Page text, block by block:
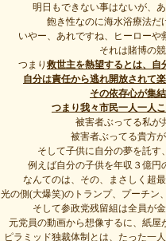
明日もできない事はないが、
飽き性なのに海水浴療法だ
いやー、あれですね、ヒーロー
それは賭博の
つまり救世主を熱望するとは、自
自分は責任から逃れ開放されて
その依存心が集
つまり我々市民一人一人
被害者ぶってる私が
被害者ぶってる貴方
そして子供に自分の夢を託
例えば自分の子供を年収３億円
なんてのは、その、まさしく超
光の側(大爆笑)のトランプ、プーチン
そして参政党残留組は全員が
元党員の動画から想像するに、紙
ピラミッド独裁体制とは、たった一